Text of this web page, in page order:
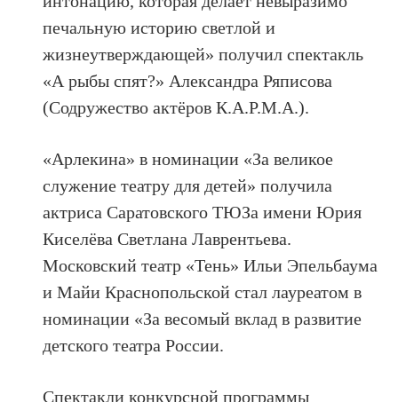
печальную историю светлой и
жизнеутверждающей» получил спектакль
«А рыбы спят?» Александра Ряписова
(Содружество актёров К.А.Р.М.А.).
«Арлекина» в номинации «За великое
служение театру для детей» получила
актриса Саратовского ТЮЗа имени Юрия
Киселёва Светлана Лаврентьева.
Московский театр «Тень» Ильи Эпельбаума
и Майи Краснопольской стал лауреатом в
номинации «За весомый вклад в развитие
детского театра России.
Спектакли конкурсной программы